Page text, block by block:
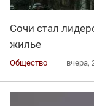
Сочи стал
жилье
Общество вчера,